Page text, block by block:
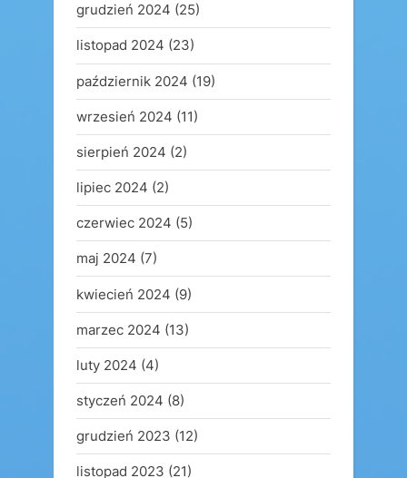
grudzień 2024 (25)
listopad 2024 (23)
październik 2024 (19)
wrzesień 2024 (11)
sierpień 2024 (2)
lipiec 2024 (2)
czerwiec 2024 (5)
maj 2024 (7)
kwiecień 2024 (9)
marzec 2024 (13)
luty 2024 (4)
styczeń 2024 (8)
grudzień 2023 (12)
listopad 2023 (21)